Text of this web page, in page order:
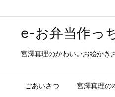
e-お弁当作っ
宮澤真理のかわいいお絵かき
ごあいさつ 宮澤真理の